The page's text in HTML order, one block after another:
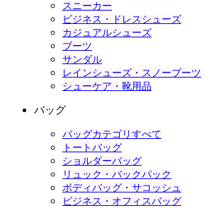
スニーカー
ビジネス・ドレスシューズ
カジュアルシューズ
ブーツ
サンダル
レインシューズ・スノーブーツ
シューケア・靴用品
バッグ
バッグカテゴリすべて
トートバッグ
ショルダーバッグ
リュック・バックパック
ボディバッグ・サコッシュ
ビジネス・オフィスバッグ